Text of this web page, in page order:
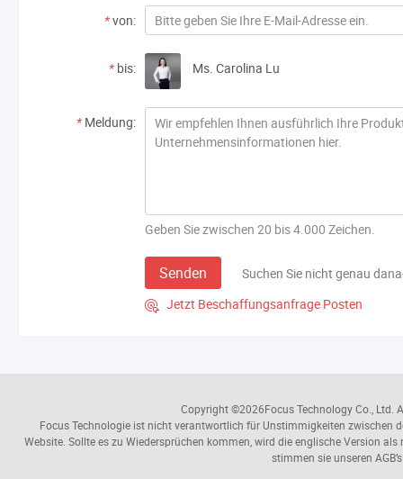
*von:
* bis: Ms. Carolina Lu
* Meldung:
Geben Sie zwischen 20 bis 4.000 Zeichen.
Senden Suchen Sie nicht genau
 Jetzt Beschaffungsanfrage Posten
Copyright ©2026Focus Technology Co., Ltd.
Focus Technologie ist nicht verantwortlich für Unstimmigkeiten zwischen
Website. Sollte es zu Wiedersprüchen kommen, wird die englische Version
stimmen sie unseren